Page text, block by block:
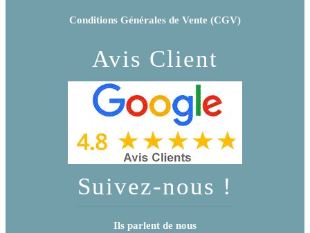
Conditions Générales de Vente (CGV)
Avis Client
Suivez-nous !
Ils parlent de nous